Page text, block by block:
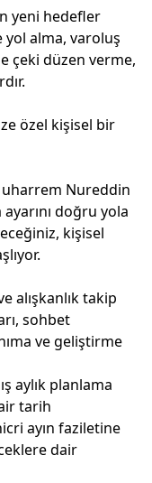
yeni hedefler
yol alma, varoluş
çeki düzen verme,
özel kişisel bir
Nureddin
doğru yola
kişisel
alışkanlık takip
sohbet
ve geliştirme
aylık planlama
tarih
ayın faziletine
dair